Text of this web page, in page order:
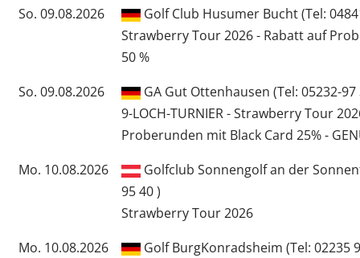
So. 09.08.2026
Golf Club Husumer Bucht (Tel:
Strawberry Tour 2026 - Rabatt auf
50 %
So. 09.08.2026
GA Gut Ottenhausen (Tel: 05232-97
9-LOCH-TURNIER - Strawberry Tour
Proberunden mit Black Card 25% -
Mo. 10.08.2026
Golfclub Sonnengolf an der
95 40 )
Strawberry Tour 2026
Mo. 10.08.2026
Golf BurgKonradsheim (Tel: 02235